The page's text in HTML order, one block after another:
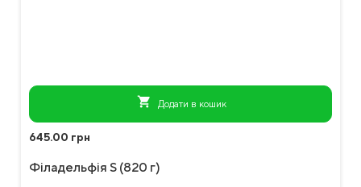
shopping_cart Додати в кошик
645.00 грн
Філадельфія S (820 г)